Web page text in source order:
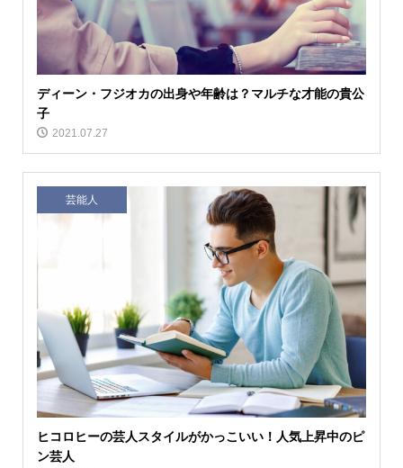
ディーン・フジオカの出身や年齢は？マルチな才能の貴公
子
2021.07.27
芸能人
ヒコロヒーの芸人スタイルがかっこいい！人気上昇中のピ
ン芸人